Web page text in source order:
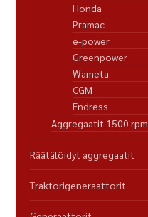
Honda
Pramac
e-power
Greenpower
Wameta
CGM
Endress
Aggregaatit 1500 rpm
Räätälöidyt aggregaatit
Traktorigeneraattorit